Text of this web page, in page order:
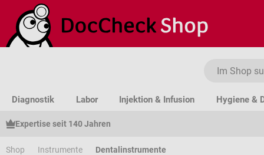
Hauptinhalt springen
Zur Suche springen
Zur Hauptnavigation springen
Diagnostik Labor Injektion & Infusion Hygiene &
Expertise seit 140 Jahren
Shop Instrumente Dentalinstrumente